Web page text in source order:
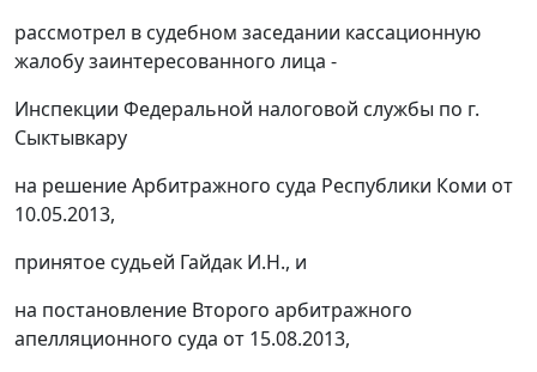
рассмотрел в судебном заседании кассационную
жалобу заинтересованного лица -
Инспекции Федеральной налоговой службы по г.
Сыктывкару
на решениеАрбитражного суда Республики Коми от
10.05.2013,
принятое судьей Гайдак И.Н., и
на постановление Второго арбитражного
апелляционного суда от 15.08.2013,